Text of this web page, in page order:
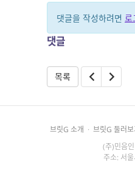
댓글을 작성하려면 로
댓글
목록
브릿G 소개 · 브릿G 둘러
(주)민음인
주소: 서